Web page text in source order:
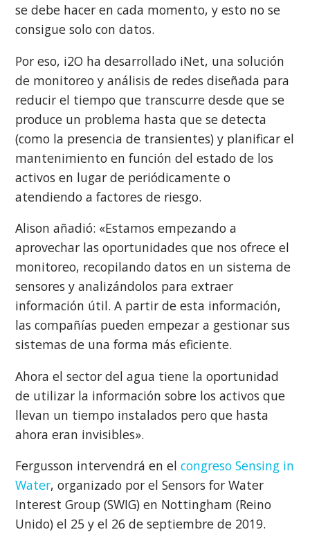
se debe hacer en cada momento, y esto no se
consigue solo con datos.
Por eso, i2O ha desarrollado iNet, una solución
de monitoreo y análisis de redes diseñada para
reducir el tiempo que transcurre desde que se
produce un problema hasta que se detecta
(como la presencia de transientes) y planificar el
mantenimiento en función del estado de los
activos en lugar de periódicamente o
atendiendo a factores de riesgo.
Alison añadió: «Estamos empezando a
aprovechar las oportunidades que nos ofrece el
monitoreo, recopilando datos en un sistema de
sensores y analizándolos para extraer
información útil. A partir de esta información,
las compañías pueden empezar a gestionar sus
sistemas de una forma más eficiente.
Ahora el sector del agua tiene la oportunidad
de utilizar la información sobre los activos que
llevan un tiempo instalados pero que hasta
ahora eran invisibles».
Fergusson intervendrá en elcongreso Sensing in
Water, organizado por el Sensors for Water
Interest Group (SWIG) en Nottingham (Reino
Unido) el 25 y el 26 de septiembre de 2019.